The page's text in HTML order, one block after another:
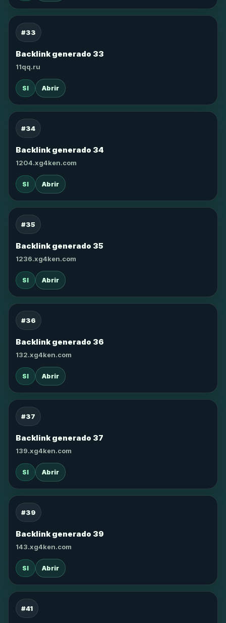
#33
Backlink generado 33
11qq.ru
SI Abrir
#34
Backlink generado 34
1204.xg4ken.com
SI Abrir
#35
Backlink generado 35
1236.xg4ken.com
SI Abrir
#36
Backlink generado 36
132.xg4ken.com
SI Abrir
#37
Backlink generado 37
139.xg4ken.com
SI Abrir
#39
Backlink generado 39
143.xg4ken.com
SI Abrir
#41